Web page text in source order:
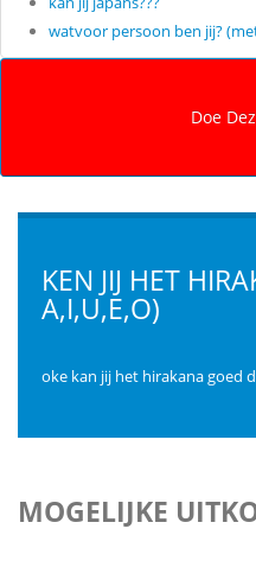
watvoor persoon ben jij?
KEN JIJ HET
A,I,U,E,O)
oke kan jij het hirakana goed
MOGELIJKE